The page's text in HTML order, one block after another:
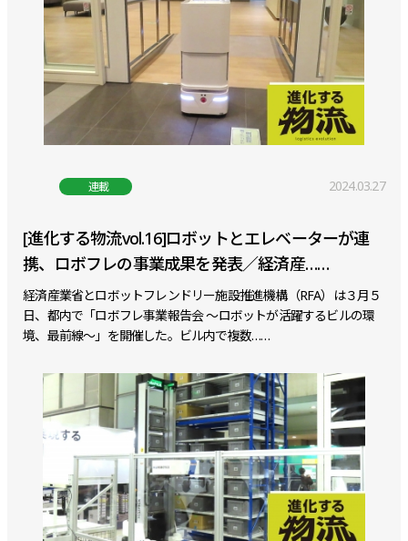
連載 2024.03.27
[進化する物流vol.16]ロボットとエレベーターが連
携、ロボフレの事業成果を発表／経済産……
経済産業省とロボットフレンドリー施設推進機構（RFA）は３月５
日、都内で「ロボフレ事業報告会 ～ロボットが活躍するビルの環
境、最前線～」を開催した。ビル内で複数……